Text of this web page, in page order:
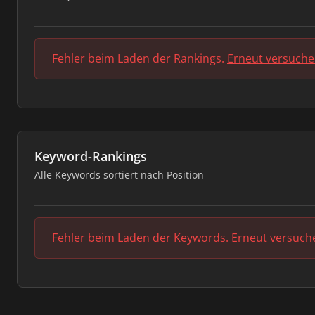
Fehler beim Laden der Rankings. Erneut
Keyword-Rankings
Alle Keywords sortiert nach Position
Fehler beim Laden der Keywords. Erneut